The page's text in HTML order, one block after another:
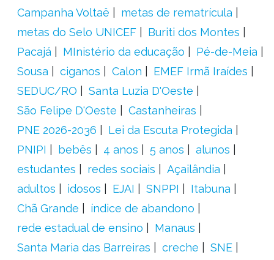
Campanha Voltaê
metas de rematrícula
metas do Selo UNICEF
Buriti dos Montes
Pacajá
MInistério da educação
Pé-de-Meia
Sousa
ciganos Calon
EMEF Irmã Iraídes
SEDUC/RO
Santa Luzia D'Oeste
São Felipe D'Oeste
Castanheiras
PNE 2026-2036
Lei da Escuta Protegida
PNIPI
bebês 4 anos 5 anos
alunos
estudantes
redes sociais
Açailândia
adultos
idosos EJAI SNPPI
Itabuna
Chã Grande
índice de abandono
rede estadual de ensino
Manaus
Santa Maria das Barreiras
creche
SNE